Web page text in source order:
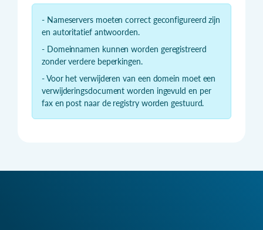
- Nameservers moeten correct geconfigureerd zijn
en autoritatief antwoorden.
- Domeinnamen kunnen worden geregistreerd
zonder verdere beperkingen.
- Voor het verwijderen van een domein moet een
verwijderingsdocument worden ingevuld en per
fax en post naar de registry worden gestuurd.